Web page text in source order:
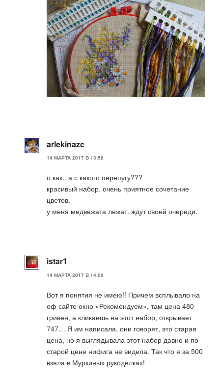
arlekinazc
14 МАРТА 2017 В 13:58
о как.. а с какого перепугу???
красивый набор. очень приятное сочетание
цветов.
у меня медвежата лежат. ждут своей очереди.
istar1
14 МАРТА 2017 В 14:08
Вот я понятия не имею!! Причем всплывало на
оф сайте окно «Рекомендуем», там цена 480
гривен, а кликаешь на этот набор, открывает
747… Я им написала, они говорят, это старая
цена, но я выглядывала этот набор давно и по
старой цене нифига не видела. Так что я за 500
взяла в Муркиных рукоделках!